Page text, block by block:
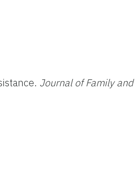
Journal of Family and